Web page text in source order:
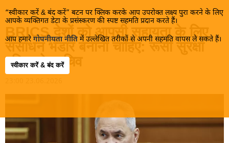
“स्वीकार करें & बंद करें” बटन पर क्लिक करके आप उपरोक्त लक्ष्य पुरा करने के लिए
आपके व्यक्तिगत डेटा के प्रसंस्करण की स्पष्ट सहमति प्रदान करते हैं।
आप हमारे गोपनीयता नीति में उल्लेखित तरीकों से अपनी सहमति वापस ले सकते हैं।
स्वीकार करें & बंद करें
BRICS देशों को आपसी सहायता के लिए
संसाधन भंडार बनाना चाहिए: रूसी सुरक्षा
परिषद के सचिव